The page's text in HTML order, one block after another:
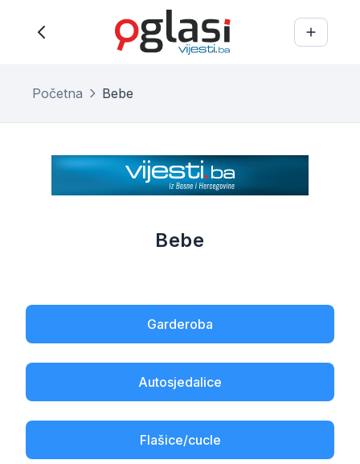
Početna Bebe
Bebe
Garderoba
Autosjedalice
Flašice/cucle